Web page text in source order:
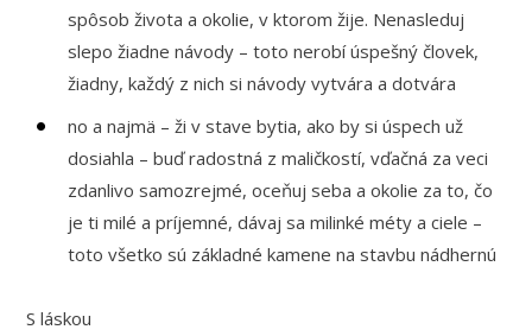
spôsob života a okolie, v ktorom žije. Nenasleduj
slepo žiadne návody – toto nerobí úspešný človek,
žiadny, každý z nich si návody vytvára a dotvára
no a najmä – ži v stave bytia, ako by si úspech už
dosiahla – buď radostná z maličkostí, vďačná za veci
zdanlivo samozrejmé, oceňuj seba a okolie za to, čo
je ti milé a príjemné, dávaj sa milinké méty a ciele –
toto všetko sú základné kamene na stavbu nádhernú
S láskou